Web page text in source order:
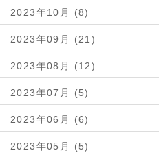
2023年10月 (8)
2023年09月 (21)
2023年08月 (12)
2023年07月 (5)
2023年06月 (6)
2023年05月 (5)